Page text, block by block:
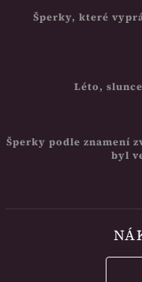
Šperky, které
Léto,
Šperky podle znamení
byl